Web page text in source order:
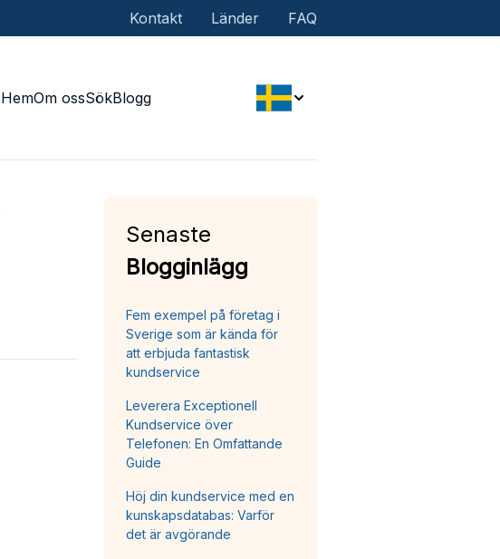
Kontakt Länder FAQ
HemOm ossSökBlogg
Senaste
Blogginlägg
Fem exempel på företag i
Sverige som är kända för
att erbjuda fantastisk
kundservice
Leverera Exceptionell
Kundservice över
Telefonen: En Omfattande
Guide
Höj din kundservice med en
kunskapsdatabas: Varför
det är avgörande